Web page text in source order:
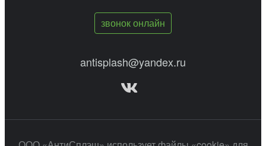
звонок онлайн
antisplash@yandex.ru